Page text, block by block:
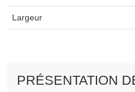
Largeur
PRÉSENTATION